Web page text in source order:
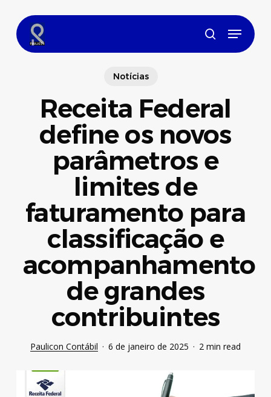
main
content
search
Menu
Notícias
Receita Federal
define os novos
parâmetros e
limites de
faturamento para
classificação e
acompanhamento
de grandes
contribuintes
Paulicon Contábil 6 de janeiro de 2025 2 min read